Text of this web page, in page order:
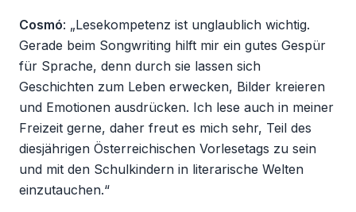
Cosmó: „Lesekompetenz ist unglaublich wichtig.
Gerade beim Songwriting hilft mir ein gutes Gespür
für Sprache, denn durch sie lassen sich
Geschichten zum Leben erwecken, Bilder kreieren
und Emotionen ausdrücken. Ich lese auch in meiner
Freizeit gerne, daher freut es mich sehr, Teil des
diesjährigen Österreichischen Vorlesetags zu sein
und mit den Schulkindern in literarische Welten
einzutauchen.“